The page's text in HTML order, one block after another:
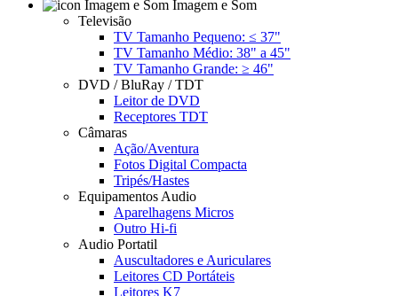
Imagem e Som
Televisão
TV Tamanho Pequeno: ≤ 37"
TV Tamanho Médio: 38" a 45"
TV Tamanho Grande: ≥ 46"
DVD / BluRay / TDT
Leitor de DVD
Receptores TDT
Câmaras
Ação/Aventura
Fotos Digital Compacta
Tripés/Hastes
Equipamentos Audio
Aparelhagens Micros
Outro Hi-fi
Audio Portatil
Auscultadores e Auriculares
Leitores CD Portáteis
Leitores K7